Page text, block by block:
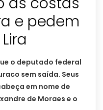
e pedem
o deputado federal
sem saída. Seus
em nome de
de Moraes e o